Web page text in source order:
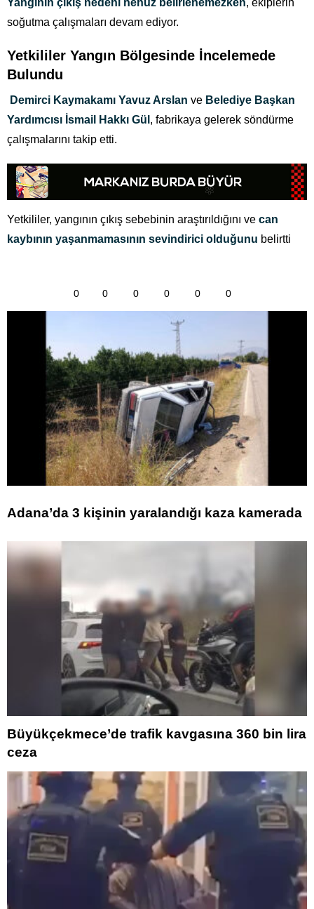
Yangının çıkış nedeni henüz belirlenemezken, ekiplerin
soğutma çalışmaları devam ediyor.
Yetkililer Yangın Bölgesinde İncelemede
Bulundu
Demirci Kaymakamı Yavuz Arslan ve Belediye Başkan
Yardımcısı İsmail Hakkı Gül , fabrikaya gelerek söndürme
çalışmalarını takip etti.
Yetkililer, yangının çıkış sebebinin araştırıldığını ve can
kaybının yaşanmamasının sevindirici olduğunu belirtti
0 0 0 0 0 0
Adana’da 3 kişinin yaralandığı kaza kamerada
Büyükçekmece’de trafik kavgasına 360 bin lira
ceza